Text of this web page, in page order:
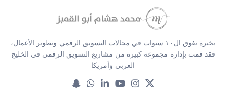
بخبرة تفوق ال١٠ سنوات في مجالات التسويق الرقمي وتطوير الأعمال،
فقد قمت بإدارة مجموعة كبيرة من مشاريع التسويق الرقمي في الخليج
العربي وأمريكا